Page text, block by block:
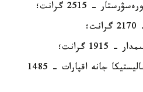
- 2515 گرانت؛
گرانت؛
✔ الەۋمەتتىك عىلىمدار، جۋرناليستيكا جانە اقپارات - 1485